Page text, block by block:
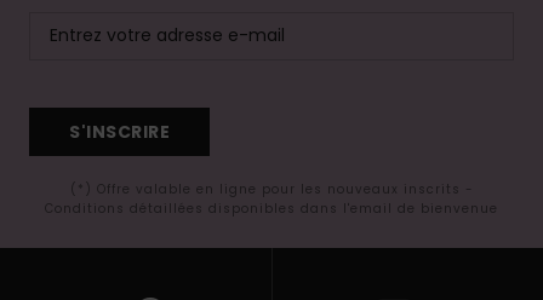
S'INSCRIRE
(*) Offre valable en ligne pour les nouveaux inscrits -
Conditions détaillées disponibles dans l'email de bienvenue